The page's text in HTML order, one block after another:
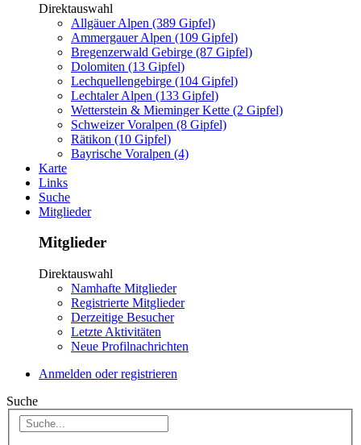
Direktauswahl
Allgäuer Alpen (389 Gipfel)
Ammergauer Alpen (109 Gipfel)
Bregenzerwald Gebirge (87 Gipfel)
Dolomiten (13 Gipfel)
Lechquellengebirge (104 Gipfel)
Lechtaler Alpen (133 Gipfel)
Wetterstein & Mieminger Kette (2 Gipfel)
Schweizer Voralpen (8 Gipfel)
Rätikon (10 Gipfel)
Bayrische Voralpen (4)
Karte
Links
Suche
Mitglieder
Mitglieder
Direktauswahl
Namhafte Mitglieder
Registrierte Mitglieder
Derzeitige Besucher
Letzte Aktivitäten
Neue Profilnachrichten
Anmelden oder registrieren
Suche